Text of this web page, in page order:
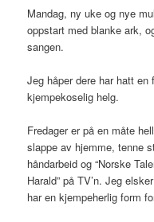
Mandag, ny uke og nye
oppstart med blanke ark,
sangen.
Jeg håper dere har hatt
kjempekoselig helg.
Fredager er på en måte
slappe av hjemme, tenne
håndarbeid og “Norske
Harald” på TV’n. Jeg
har en kjempeherlig form